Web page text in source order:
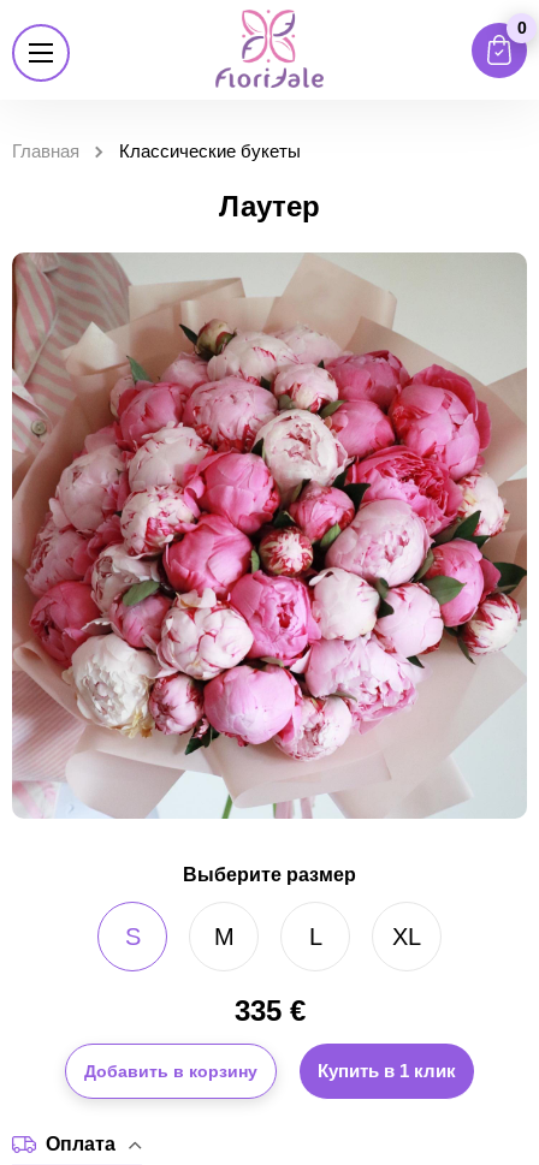
0
Главная Классические букеты
Лаутер
Выберите размер
S M L XL
335€
Добавить в корзину Купить в 1 клик
Оплата